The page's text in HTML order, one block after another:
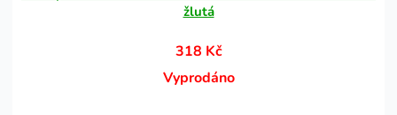
žlutá
318 Kč
Vyprodáno